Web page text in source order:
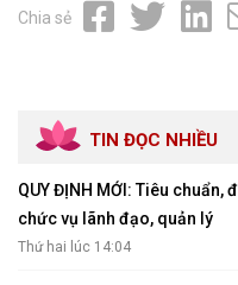
Chia sẻ
TIN ĐỌC NHIỀU
QUY ĐỊNH MỚI: Tiêu
chức vụ lãnh đạo, quản lý
Thứ hai lúc 14:04